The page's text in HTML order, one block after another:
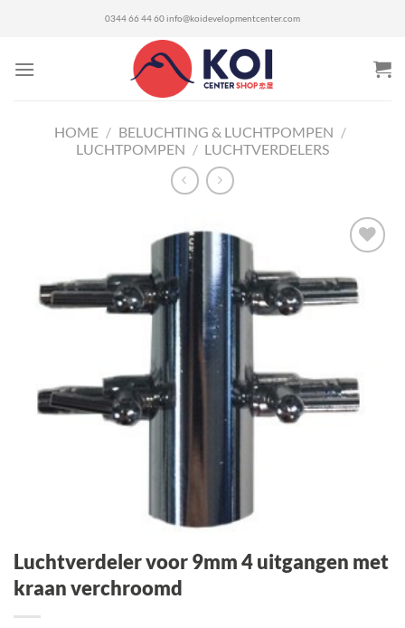
0344 66 44 60 info@koidevelopmentcenter.com
HOME / BELUCHTING & LUCHTPOMPEN /
LUCHTPOMPEN / LUCHTVERDELERS
aan
verlanglijst
Luchtverdeler voor 9mm 4 uitgangen met
kraan verchroomd